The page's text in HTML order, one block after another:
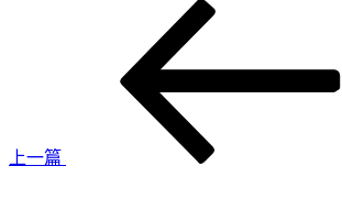
上一篇